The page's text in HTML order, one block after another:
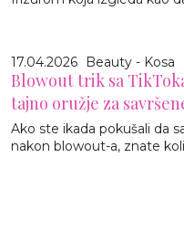
17.04.2026 Beauty - Kosa
Blowout trik sa
tajno oružje za
Ako ste ikada pokušali da
nakon blowout-a, znate